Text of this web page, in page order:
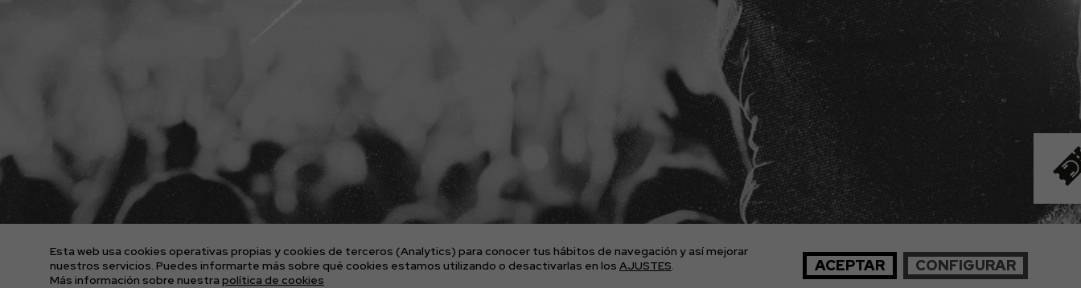
BLOG
PROYECTOS
CONTACTO
AVISO LEGAL
POLÍTICA DE PRIVACIDAD
CONDICIONES GENERALES DE LAS ENTRADAS
NUESTRA NEWS
Esta web usa cookies operativas propias y cookies de terceros (Analytics) para conocer tus hábitos de navegación y así mejorar
nuestros servicios. Puedes informarte más sobre qué cookies estamos utilizando o desactivarlas en los AJUSTES.
Más información sobre nuestra política de cookies
ACEPTAR CONFIGURAR